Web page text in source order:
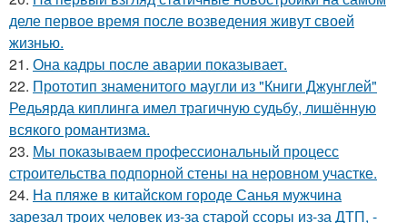
деле первое время после возведения живут своей
жизнью.
21. Она кадры после аварии показывает.
22. Прототип знаменитого маугли из "Книги Джунглей"
Редьярда киплинга имел трагичную судьбу, лишённую
всякого романтизма.
23. Мы показываем профессиональный процесс
строительства подпорной стены на неровном участке.
24. На пляже в китайском городе Санья мужчина
зарезал троих человек из-за старой ссоры из-за ДТП, -